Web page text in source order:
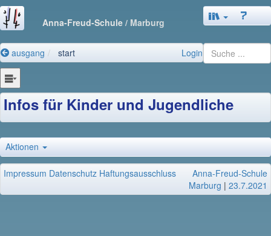
Anna-Freud-Schule / Marburg
ausgang start Login
Infos für Kinder und Jugendliche
Aktionen
Impressum Datenschutz Haftungsausschluss
Anna-Freud-Schule
Marburg | 23.7.2021